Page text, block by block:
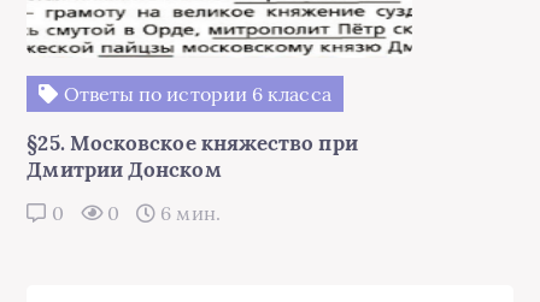
Ответы по истории 6 класса
§25. Московское княжество при
Дмитрии Донском
0 0 6 мин.